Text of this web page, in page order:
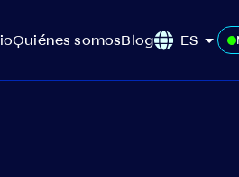
Quiénes somosBlog ES